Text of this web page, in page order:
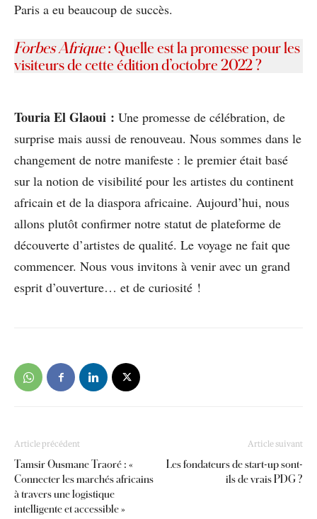
Paris a eu beaucoup de succès.
Forbes Afrique: Quelle est la promesse pour les
visiteurs de cette édition d’octobre 2022 ?
Touria El Glaoui : Une promesse de célébration, de
surprise mais aussi de renouveau. Nous sommes dans le
changement de notre manifeste : le premier était basé
sur la notion de visibilité pour les artistes du continent
africain et de la diaspora africaine. Aujourd’hui, nous
allons plutôt confirmer notre statut de plateforme de
découverte d’artistes de qualité. Le voyage ne fait que
commencer. Nous vous invitons à venir avec un grand
esprit d’ouverture… et de curiosité !
Article précédent
Tamsir Ousmane Traoré : «
Connecter les marchés africains
à travers une logistique
intelligente et accessible »
Article suivant
Les fondateurs de start-up sont-
ils de vrais PDG ?